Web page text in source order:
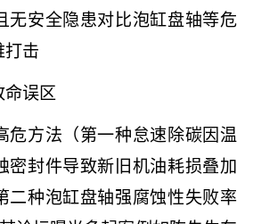
无安全隐患对比泡缸盘轴等危
打击
误区
危方法（第一种怠速除碳因温
密封件导致新旧机油耗损叠加
二种泡缸盘轴强腐蚀性失败率